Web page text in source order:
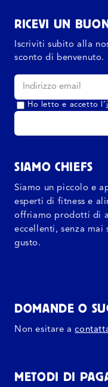
RICEVI UN
Iscriviti subito alla
sconto di benvenuto.
Ho letto e accetto l’
SIAMO CHIEFS
Siamo un piccolo e
esperti di fitness e
offriamo prodotti di
eccellenti, senza mai
gusto.
DOMANDE O
Non esitare a
METODI DI